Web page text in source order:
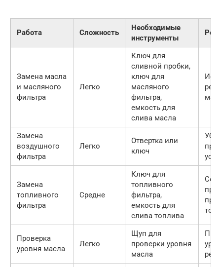
Работа Сложность
Необходимые
инструменты
Замена масла
и масляного
фильтра
Легко
Ключ для
сливной пробки,
ключ для
масляного
фильтра,
емкость для
слива масла
Замена
воздушного
фильтра
Легко
Отвертка или
ключ
Замена
топливного
фильтра
Средне
Ключ для
топливного
фильтра,
емкость для
слива топлива
при
Проверка
уровня масла
Легко
Щуп для
проверки уровня
масла